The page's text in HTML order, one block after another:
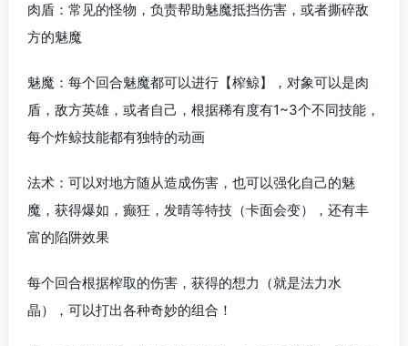
肉盾：常见的怪物，负责帮助魅魔抵挡伤害，或者撕碎敌
方的魅魔
魅魔：每个回合魅魔都可以进行【榨鲸】，对象可以是肉
盾，敌方英雄，或者自己，根据稀有度有1~3个不同技能，
每个炸鲸技能都有独特的动画
法术：可以对地方随从造成伤害，也可以强化自己的魅
魔，获得爆如，癫狂，发晴等特技（卡面会变），还有丰
富的陷阱效果
每个回合根据榨取的伤害，获得的想力（就是法力水
晶），可以打出各种奇妙的组合！